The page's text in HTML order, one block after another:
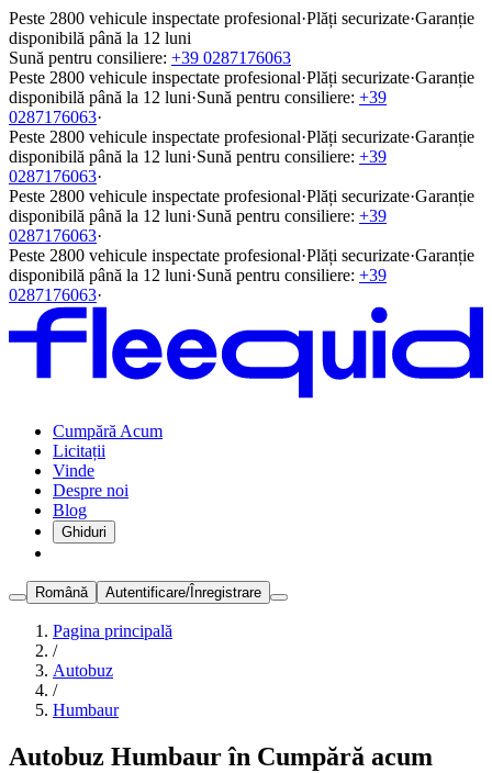
Peste 2800 vehicule inspectate profesional·Plăți securizate·Garanție
disponibilă până la 12 luni
Sună pentru consiliere: +39 0287176063
Peste 2800 vehicule inspectate profesional·Plăți securizate·Garanție
disponibilă până la 12 luni·Sună pentru consiliere: +39
0287176063·
Peste 2800 vehicule inspectate profesional·Plăți securizate·Garanție
disponibilă până la 12 luni·Sună pentru consiliere: +39
0287176063·
Peste 2800 vehicule inspectate profesional·Plăți securizate·Garanție
disponibilă până la 12 luni·Sună pentru consiliere: +39
0287176063·
Peste 2800 vehicule inspectate profesional·Plăți securizate·Garanție
disponibilă până la 12 luni·Sună pentru consiliere: +39
0287176063·
Cumpără Acum
Licitații
Vinde
Despre noi
Blog
Ghiduri
Română Autentificare/Înregistrare
Pagina principală
/
Autobuz
/
Humbaur
Autobuz Humbaur în Cumpără acum